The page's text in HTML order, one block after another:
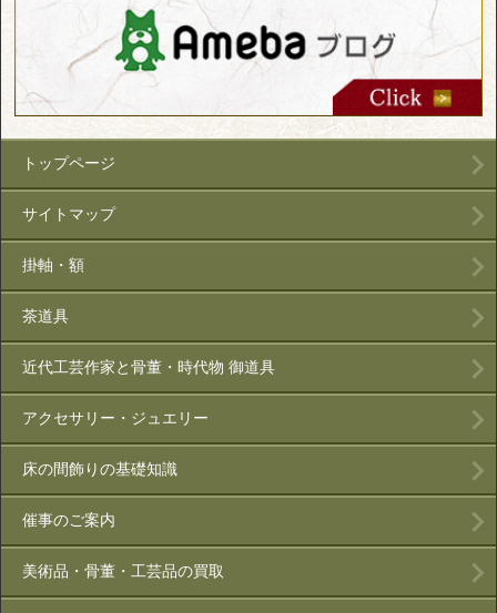
トップページ
サイトマップ
掛軸・額
茶道具
近代工芸作家と骨董・時代物 御道具
アクセサリー・ジュエリー
床の間飾りの基礎知識
催事のご案内
美術品・骨董・工芸品の買取